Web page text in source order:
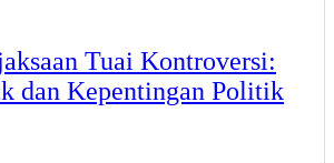
Tuai Kontroversi:
dan Kepentingan Politik